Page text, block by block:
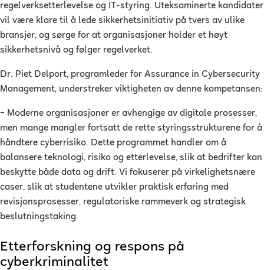
regelverksetterlevelse og IT-styring. Uteksaminerte kandidater
vil være klare til å lede sikkerhetsinitiativ på tvers av ulike
bransjer, og sørge for at organisasjoner holder et høyt
sikkerhetsnivå og følger regelverket.
Dr. Piet Delport, programleder for Assurance in Cybersecurity
Management, understreker viktigheten av denne kompetansen:
– Moderne organisasjoner er avhengige av digitale prosesser,
men mange mangler fortsatt de rette styringsstrukturene for å
håndtere cyberrisiko. Dette programmet handler om å
balansere teknologi, risiko og etterlevelse, slik at bedrifter kan
beskytte både data og drift. Vi fokuserer på virkelighetsnære
caser, slik at studentene utvikler praktisk erfaring med
revisjonsprosesser, regulatoriske rammeverk og strategisk
beslutningstaking.
Etterforskning og respons på
cyberkriminalitet